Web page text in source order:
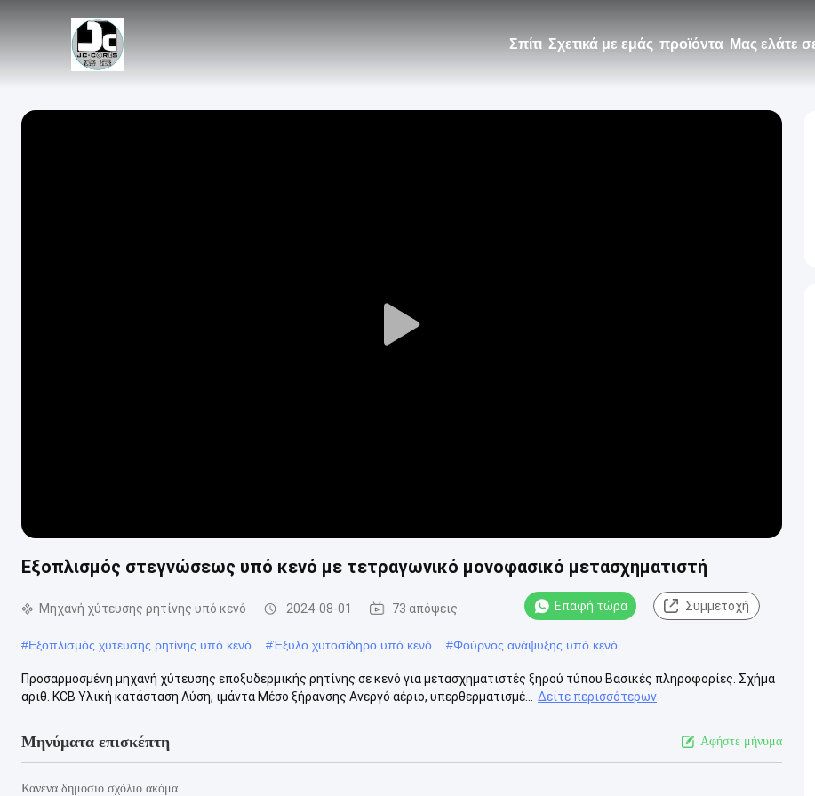
Σπίτι Σχετικά με εμάς προϊόντα Μας ελάτε
Play
Εξοπλισμός στεγνώσεως υπό κενό με τετραγωνικό μονοφασικό μετασχηματιστή
Μηχανή χύτευσης ρητίνης υπό κενό 2024-08-01 73 απόψεις Επαφή τώρα Συμμετοχή
#Εξοπλισμός χύτευσης ρητίνης υπό κενό #Έξυλο χυτοσίδηρο υπό κενό #Φούρνος ανάψυξης υπό κενό
Προσαρμοσμένη μηχανή χύτευσης εποξυδερμικής ρητίνης σε κενό για μετασχηματιστές ξηρού τύπου Βασικές πληροφορίες. Σχήμα
αριθ. KCB Υλική κατάσταση Λύση, ιμάντα Μέσο ξήρανσης Ανεργό αέριο, υπερθερματισμέ...
Δείτε περισσότερων
Μηνύματα επισκέπτη Αφήστε μήνυμα
Κανένα δημόσιο σχόλιο ακόμα